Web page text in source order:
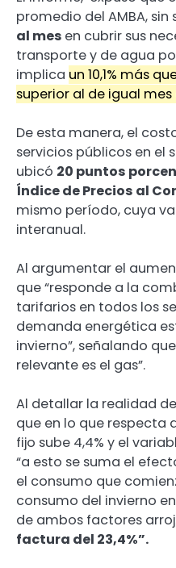
promedio del AMBA, sin
al mes en cubrir sus
transporte y de agua
implica un 10,1% más
superior al de igual mes
De esta manera, el
servicios públicos en el
ubicó 20 puntos
Índice de Precios al
mismo período, cuya
interanual.
Al argumentar el
que “responde a la
tarifarios en todos los
demanda energética
invierno”, señalando
relevante es el gas”.
Al detallar la realidad
que en lo que respecta
fijo sube 4,4% y el
“a esto se suma el
el consumo que
consumo del invierno
de ambos factores
factura del 23,4%”.